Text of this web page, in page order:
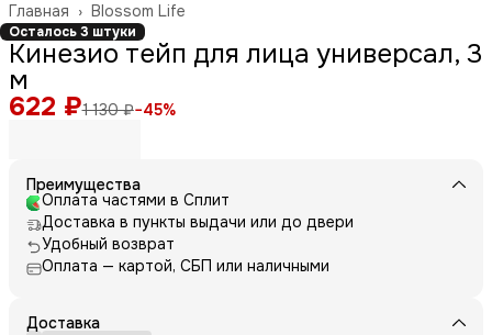
Blossom Life
Главная ›
Осталось 3 штуки
Кинезио тейп для лица универсал, 3
м
622 ₽1 130 ₽−45%
Преимущества
Оплата частями в Сплит
Доставка в пункты выдачи или до двери
Удобный возврат
Оплата — картой, СБП или наличными
Доставка